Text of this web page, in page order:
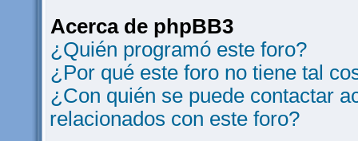
Acerca de phpBB3
¿Quién programó este foro?
¿Por qué este foro no tiene tal
¿Con quién se puede contactar
relacionados con este foro?